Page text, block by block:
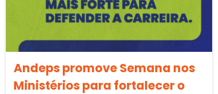
Andeps promove Semana nos
Ministérios para fortalecer o